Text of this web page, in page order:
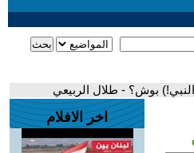
بوش؟ - طلال الربيعي
اخر الافلام